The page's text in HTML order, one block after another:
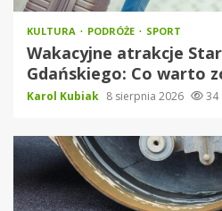
KULTURA PODRÓŻE SPORT
Wakacyjne atrakcje
Gdańskiego: Co warto
Karol Kubiak 8 sierpnia 2026 34